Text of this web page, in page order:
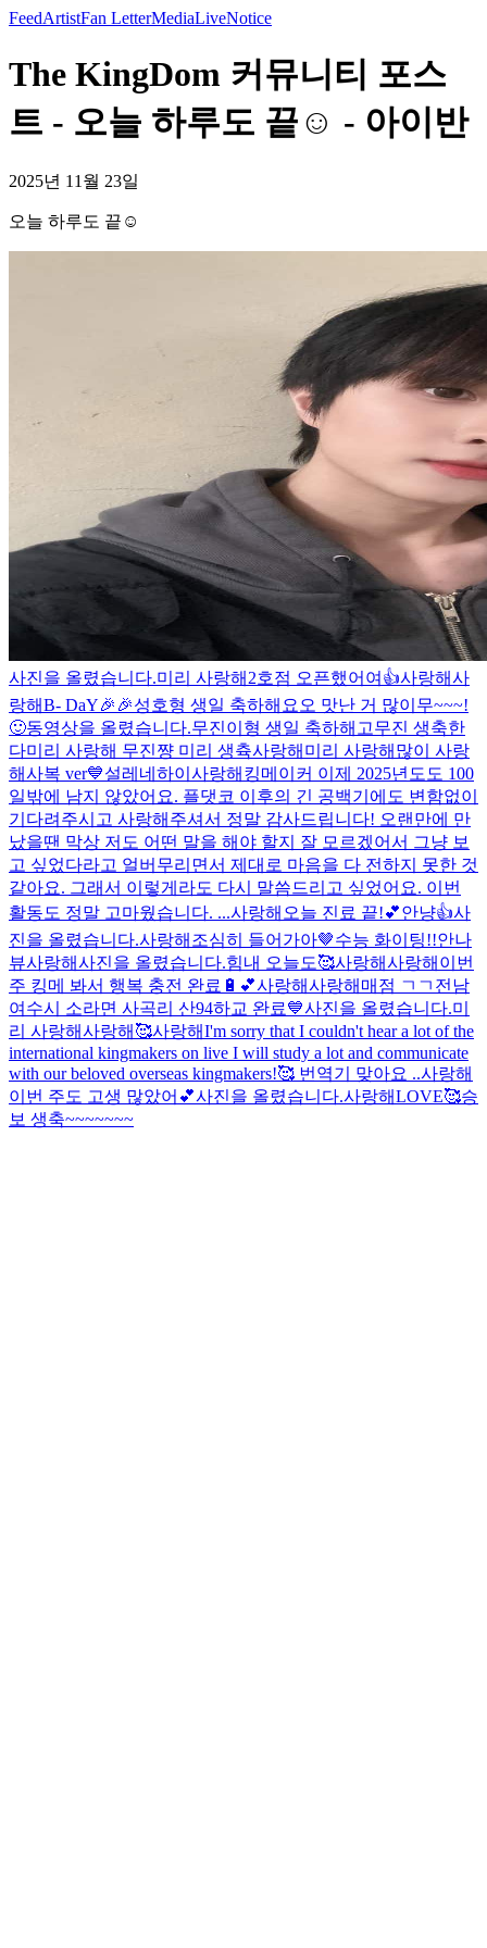
FeedArtistFan LetterMediaLiveNotice
The KingDom 커뮤니티 포스
트 - 오늘 하루도 끝☺️ - 아이반
2025년 11월 23일
오늘 하루도 끝☺️
사진을 올렸습니다.미리 사랑해 2호점 오픈했어여👍사랑해사
랑해B- DaY🎉🎉성호형 생일 축하해요오 맛난 거 많이무~~~!
🙂동영상을 올렸습니다.무진이형 생일 축하해 고무진 생축한
다미리 사랑해 무진쨩 미리 생츅사랑해 미리 사랑해 많이 사랑
해사복 ver💙설레네 하이 사랑해 킹메이커 이제 2025년도도 100
일밖에 남지 않았어요. 플댓코 이후의 긴 공백기에도 변함없이
기다려주시고 사랑해주셔서 정말 감사드립니다! 오랜만에 만
났을땐 막상 저도 어떤 말을 해야 할지 잘 모르겠어서 그냥 보
고 싶었다라고 얼버무리면서 제대로 마음을 다 전하지 못한 것
같아요. 그래서 이렇게라도 다시 말씀드리고 싶었어요. 이번
활동도 정말 고마웠습니다. ...사랑해 오늘 진료 끝!💕안냥👍사
진을 올렸습니다.사랑해 조심히 들어가아🤎수능 화이팅!!안나
뷰사랑해사진을 올렸습니다.힘내 오늘도🥰사랑해사랑해 이번
주 킹메 봐서 행복 충전 완료🔋💕사랑해사랑해 매점 ㄱㄱ 전남
여수시 소라면 사곡리 산94하교 완료💙사진을 올렸습니다.미
리 사랑해사랑해 🥰사랑해I'm sorry that I couldn't hear a lot of the
international kingmakers on live I will study a lot and communicate
with our beloved overseas kingmakers!🥰 번역기 맞아요 ..사랑해
이번 주도 고생 많았어💕사진을 올렸습니다.사랑해LOVE🥰승
보 생축~~~~~~~